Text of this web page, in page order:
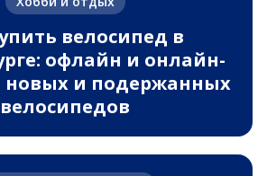
велосипед в
офлайн и онлайн-
новых и подержанных
велосипедов